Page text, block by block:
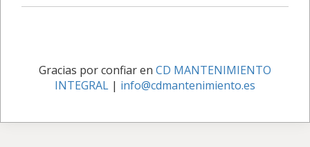
Gracias por confiar en CD MANTENIMIENTO
INTEGRAL | info@cdmantenimiento.es